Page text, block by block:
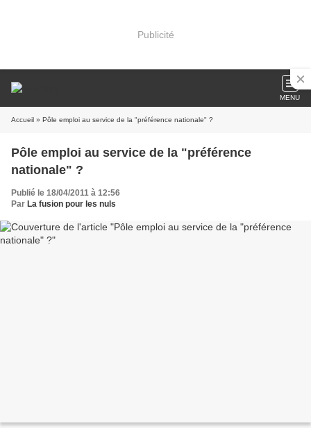
Publicité
MENU
Accueil » Pôle emploi au service de la "préférence nationale" ?
Pôle emploi au service de la "préférence
nationale" ?
Publié le 18/04/2011 à 12:56
Par La fusion pour les nuls